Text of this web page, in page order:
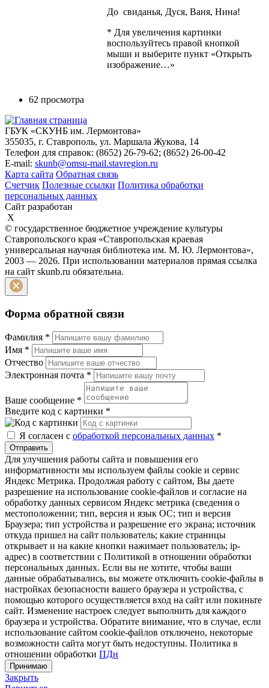
До свиданья, Дуся, Ваня, Нина!
* Для увеличения картинки
воспользуйтесь правой кнопкой
мыши и выберите пункт «Открыть
изображение…»
62 просмотра
ГБУК «СКУНБ им. Лермонтова»
355035, г. Ставрополь, ул. Маршала Жукова, 14
Телефон для справок: (8652) 26-79-62; (8652) 26-00-42
E-mail: skunb@omsu-mail.stavregion.ru
Карта сайта Обратная связь
Счетчик Полезные ссылки Политика обработки
персональных данных
Сайт разработан
X
© государственное бюджетное учреждение культуры
Ставропольского края «Ставропольская краевая
универсальная научная библиотека им. М. Ю. Лермонтова»,
2003 — 2026. При использовании материалов прямая ссылка
на сайт skunb.ru обязательна.
Форма обратной связи
Фамилия *
Имя *
Отчество
Электронная почта *
Ваше сообщение *
Введите код с картинки *
Я согласен с обработкой персональных данных *
Отправить
Для улучшения работы сайта и повышения его
информативности мы используем файлы cookie и сервис
Яндекс Метрика. Продолжая работу с сайтом, Вы даете
разрешение на использование cookie-файлов и согласие на
обработку данных сервисом Яндекс метрика (сведения о
местоположении; тип, версия и язык ОС; тип и версия
Браузера; тип устройства и разрешение его экрана; источник
откуда пришел на сайт пользователь; какие страницы
открывает и на какие кнопки нажимает пользователь; ip-
адрес) в соответствии с Политикой в отношении обработки
персональных данных. Если вы не хотите, чтобы ваши
данные обрабатывались, вы можете отключить cookie-файлы в
настройках безопасности вашего браузера и устройства, с
помощью которого осуществляется вход на сайт или покиньте
сайт. Изменение настроек следует выполнить для каждого
браузера и устройства. Обратите внимание, что в случае, если
использование сайтом cookie-файлов отключено, некоторые
возможности сайта могут быть недоступны. Политика в
отношении обработки ПДн
Принимаю
Закрыть